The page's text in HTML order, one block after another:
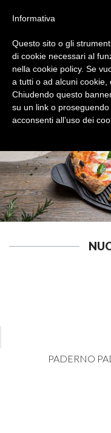
CARTA
PADERNO
Informativa
Questo sito o gli
di cookie necessari al
nella cookie policy. Se
a tutti o ad alcuni cookie,
Chiudendo questo
su un link o
acconsenti all’uso dei